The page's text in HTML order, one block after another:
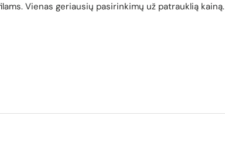
Vienas geriausių pasirinkimų už patrauklią kainą.